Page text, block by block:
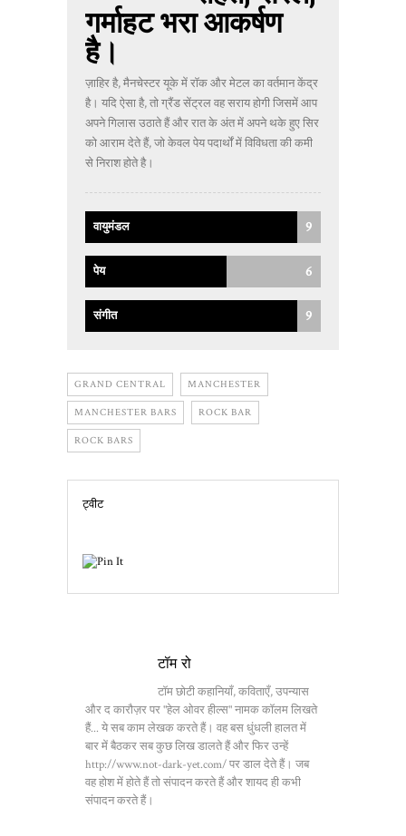
गर्माहट भरा आकर्षण
है।
ज़ाहिर है, मैनचेस्टर यूके में रॉक और मेटल का वर्तमान केंद्र
है। यदि ऐसा है, तो ग्रैंड सेंट्रल वह सराय होगी जिसमें आप
अपने गिलास उठाते हैं और रात के अंत में अपने थके हुए सिर
को आराम देते हैं, जो केवल पेय पदार्थों में विविधता की कमी
से निराश होते है।
वायुमंडल 9
पेय 6
संगीत 9
GRAND CENTRAL MANCHESTER
MANCHESTER BARS ROCK BAR
ROCK BARS
ट्वीट
टॉम रो
टॉम छोटी कहानियाँ, कविताएँ, उपन्यास
और द कारौज़र पर "हेल ओवर हील्स" नामक कॉलम लिखते
हैं... ये सब काम लेखक करते हैं। वह बस धुंधली हालत में
बार में बैठकर सब कुछ लिख डालते हैं और फिर उन्हें
http://www.not-dark-yet.com/ पर डाल देते हैं। जब
वह होश में होते हैं तो संपादन करते हैं और शायद ही कभी
संपादन करते हैं।